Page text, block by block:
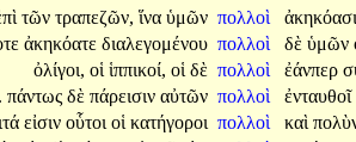
τῶν τραπεζῶν, ἵνα ὑμῶν πολλοὶ
ἀκηκόατε διαλεγομένου πολλοὶ δὲ ὑμῶν
ὀλίγοι, οἱ ἱππικοί, οἱ δὲ πολλοὶ ἐάνπερ
πάντως δὲ πάρεισιν αὐτῶν πολλοὶ
ἐνταυθοῖ
εἰσιν οὗτοι οἱ κατήγοροι πολλοὶ καὶ